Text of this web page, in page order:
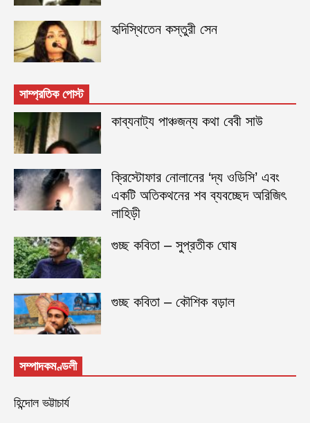
হৃদিস্থিতেন কস্তুরী সেন
সাম্প্রতিক পোস্ট
কাব্যনাট্য পাঞ্চজন্য কথা বেবী সাউ
ক্রিস্টোফার নোলানের ‘দ্য ওডিসি’ এবং
একটি অতিকথনের শব ব্যবচ্ছেদ অরিজিৎ
লাহিড়ী
গুচ্ছ কবিতা – সুপ্রতীক ঘোষ
গুচ্ছ কবিতা – কৌশিক বড়াল
সম্পাদকমণ্ডলী
হিন্দোল ভট্টাচার্য